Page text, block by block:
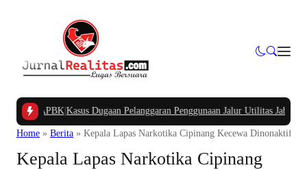
APBK Kasus Dugaan Pelanggaran Penggunaan Jalur Utilitas Jababeka
Home » Berita » Kepala Lapas Narkotika Cipinang Kecewa Dinonaktifkan
Kepala Lapas Narkotika Cipinang